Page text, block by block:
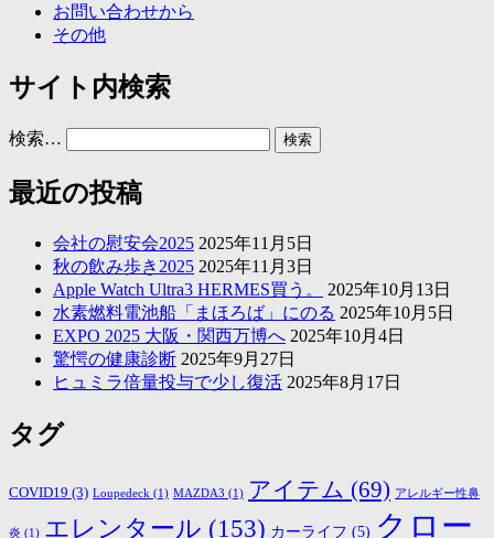
お問い合わせから
その他
サイト内検索
検索…
最近の投稿
会社の慰安会2025 2025年11月5日
秋の飲み歩き2025 2025年11月3日
Apple Watch Ultra3 HERMES買う。
2025年10月13日
水素燃料電池船「まほろば」にのる 2025年10月5日
EXPO 2025 大阪・関西万博へ 2025年10月4日
驚愕の健康診断 2025年9月27日
ヒュミラ倍量投与で少し復活 2025年8月17日
タグ
COVID19 (3) Loupedeck (1) MAZDA3 (1) アイテム (69) アレルギー性鼻
炎 (1) エレンタール (153) カーライフ (5) クロー